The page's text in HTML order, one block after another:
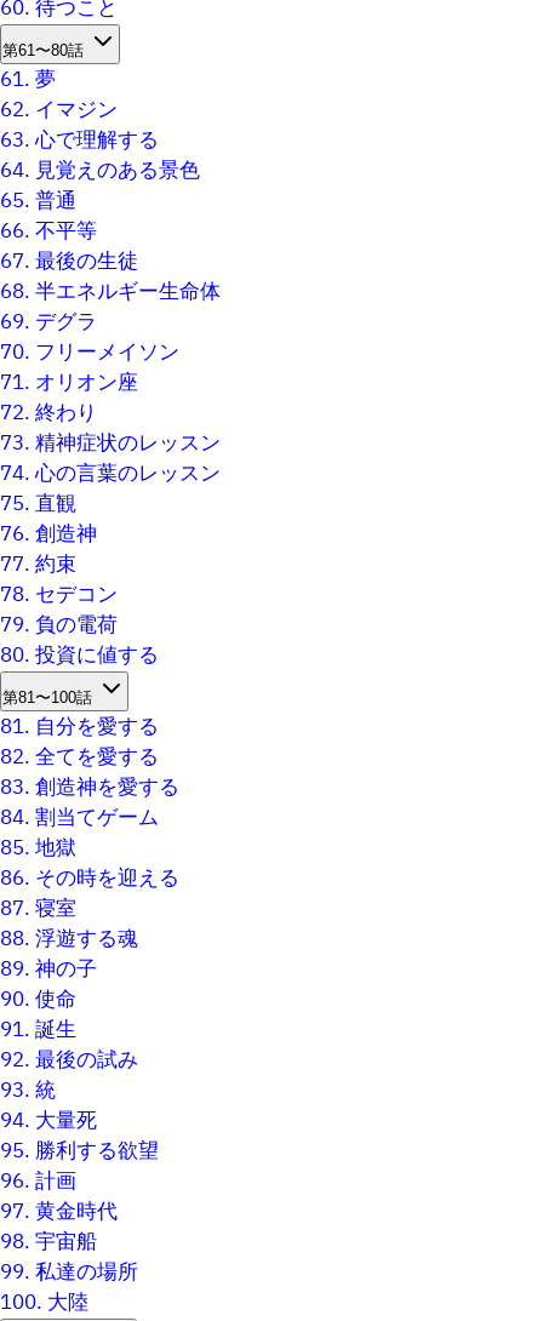
60.待つこと
第61〜80話
61.夢
62. イマジン
63.心で理解する
64. 見覚えのある景色
65.普通
66.不平等
67.最後の生徒
68.半エネルギー生命体
69. デグラ
70. フリーメイソン
71. オリオン座
72.終わり
73.精神症状のレッスン
74.心の言葉のレッスン
75.直観
76.創造神
77.約束
78. セデコン
79.負の電荷
80.投資に値する
第81〜100話
81. 自分を愛する
82.全てを愛する
83.創造神を愛する
84.割当てゲーム
85.地獄
86. その時を迎える
87.寝室
88.浮遊する魂
89.神の子
90.使命
91.誕生
92.最後の試み
93.統
94. 大量死
95.勝利する欲望
96.計画
97.黄金時代
98.宇宙船
99.私達の場所
100. 大陸